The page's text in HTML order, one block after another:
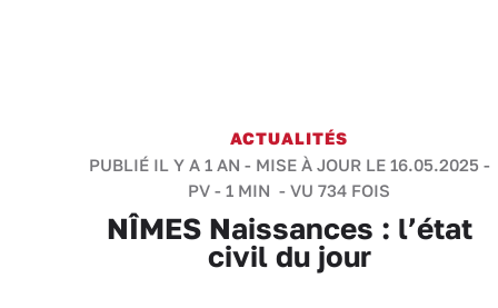
ACTUALITÉS
PUBLIÉ IL Y A 1 AN - MISE À JOUR LE 16.05.2025 -
PV - 1 MIN - VU 734 FOIS
NÎMES Naissances : l’état
civil du jour